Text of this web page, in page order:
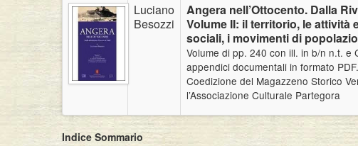
Luciano
Besozzi
Angera nell’Ottocento. Dalla
Volume II: il territorio, le attività
sociali, i movimenti di
Volume di pp. 240 con ill. in b/n n.t.
appendici documentali in formato
Coedizione del Magazzeno Storico
l’Associazione Culturale Partegora
Indice Sommario